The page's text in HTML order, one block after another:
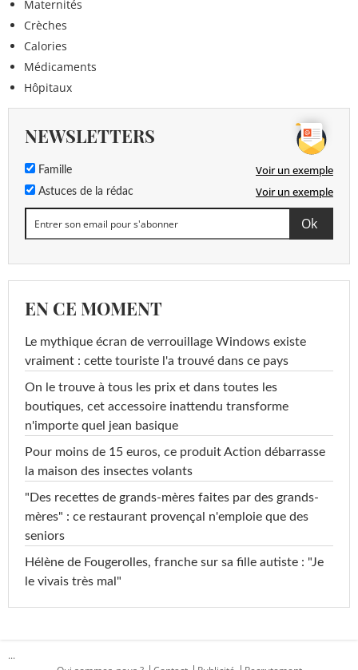
Maternités
Crèches
Calories
Médicaments
Hôpitaux
NEWSLETTERS
Famille Voir un exemple
Astuces de la rédac Voir un exemple
EN CE MOMENT
Le mythique écran de verrouillage Windows existe
vraiment : cette touriste l'a trouvé dans ce pays
On le trouve à tous les prix et dans toutes les
boutiques, cet accessoire inattendu transforme
n'importe quel jean basique
Pour moins de 15 euros, ce produit Action débarrasse
la maison des insectes volants
"Des recettes de grands-mères faites par des grands-
mères" : ce restaurant provençal n'emploie que des
seniors
Hélène de Fougerolles, franche sur sa fille autiste : "Je
le vivais très mal"
...